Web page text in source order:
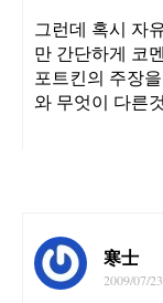
그런데 혹시 자
만 간단하게 코
포트킨의 주장
와 무엇이 다른
寒士
2009/07/23